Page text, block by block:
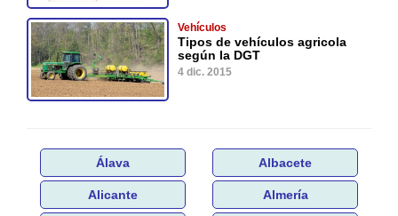
Vehículos
Tipos de vehículos agricola
según la DGT
4 dic. 2015
Álava Albacete
Alicante Almería